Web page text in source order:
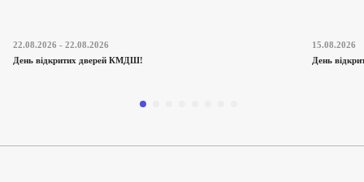
22.08.2026 - 22.08.2026
День відкритих дверей КМДШ!
15.08.2026
День